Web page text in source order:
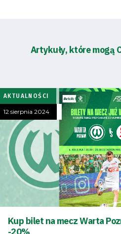
Artykuły, które mogą
AKTUALNOŚCI
12 sierpnia 2024
Kup bilet na mecz Warta
-20%